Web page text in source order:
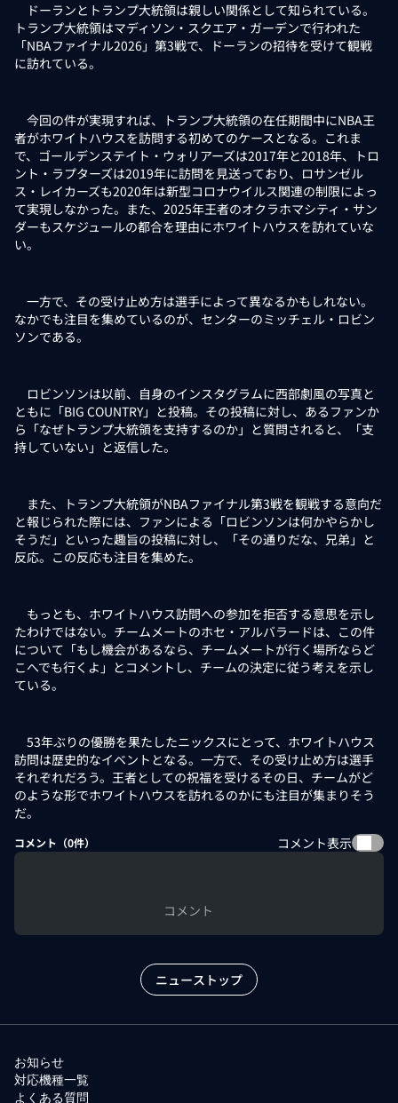
ドーランとトランプ大統領は親しい関係として知られている。
トランプ大統領はマディソン・スクエア・ガーデンで行われた
「NBAファイナル2026」第3戦で、ドーランの招待を受けて観戦
に訪れている。
今回の件が実現すれば、トランプ大統領の在任期間中にNBA王
者がホワイトハウスを訪問する初めてのケースとなる。これま
で、ゴールデンステイト・ウォリアーズは2017年と2018年、トロ
ント・ラプターズは2019年に訪問を見送っており、ロサンゼル
ス・レイカーズも2020年は新型コロナウイルス関連の制限によっ
て実現しなかった。また、2025年王者のオクラホマシティ・サン
ダーもスケジュールの都合を理由にホワイトハウスを訪れていな
い。
一方で、その受け止め方は選手によって異なるかもしれない。
なかでも注目を集めているのが、センターのミッチェル・ロビン
ソンである。
ロビンソンは以前、自身のインスタグラムに西部劇風の写真と
ともに「BIG COUNTRY」と投稿。その投稿に対し、あるファンか
ら「なぜトランプ大統領を支持するのか」と質問されると、「支
持していない」と返信した。
また、トランプ大統領がNBAファイナル第3戦を観戦する意向だ
と報じられた際には、ファンによる「ロビンソンは何かやらかし
そうだ」といった趣旨の投稿に対し、「その通りだな、兄弟」と
反応。この反応も注目を集めた。
もっとも、ホワイトハウス訪問への参加を拒否する意思を示し
たわけではない。チームメートのホセ・アルバラードは、この件
について「もし機会があるなら、チームメートが行く場所ならど
こへでも行くよ」とコメントし、チームの決定に従う考えを示し
ている。
53年ぶりの優勝を果たしたニックスにとって、ホワイトハウス
訪問は歴史的なイベントとなる。一方で、その受け止め方は選手
それぞれだろう。王者としての祝福を受けるその日、チームがど
のような形でホワイトハウスを訪れるのかにも注目が集まりそう
だ。
コメント（0件） コメント表示
コメント
ニューストップ
お知らせ
対応機種一覧
よくある質問